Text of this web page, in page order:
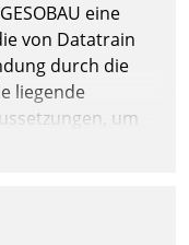
eine
von Datatrain
durch die
liegende
um
und weitere